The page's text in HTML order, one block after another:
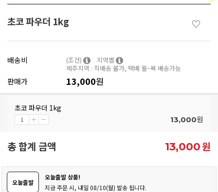
초코 파우더 1kg ♡
배송비 (조건)
지역별
제주지역 : 직배송 불가, 택배 월~목 배송가능
판매가 13,000원
초코 파우더 1kg
13,000원
총 합계 금액 13,000원
오늘출발
오늘출발 상품!
지금 주문 시, 내일 08/10(월) 발송 됩니다.